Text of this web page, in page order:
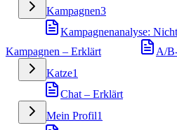
Kampagnen3
Kampagnenanalyse:
Kampagnen – Erklärt
A/
Katze1
Chat – Erklärt
Mein Profil1